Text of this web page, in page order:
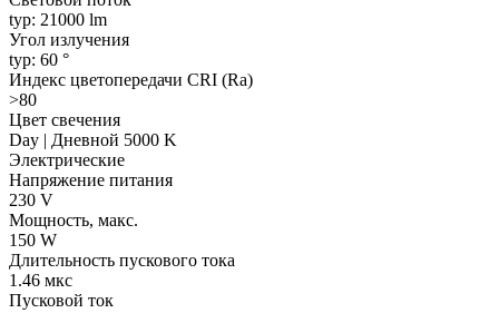
typ: 21000 lm
Угол излучения
typ: 60 °
Индекс цветопередачи CRI (Ra)
>80
Цвет свечения
Day | Дневной 5000 K
Электрические
Напряжение питания
230 V
Мощность, макс.
150 W
Длительность пускового тока
1.46 мкс
Пусковой ток